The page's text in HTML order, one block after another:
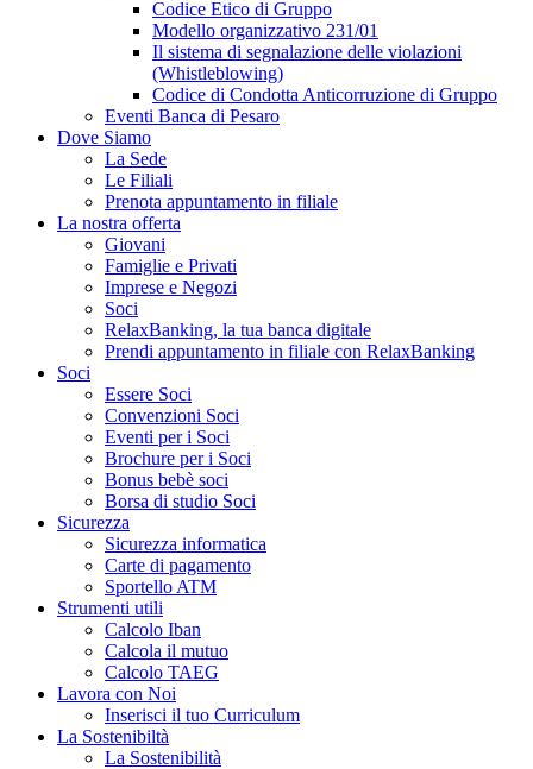
Codice Etico di Gruppo
Modello organizzativo 231/01
Il sistema di segnalazione delle violazioni
(Whistleblowing)
Codice di Condotta Anticorruzione di Gruppo
Eventi Banca di Pesaro
Dove Siamo
La Sede
Le Filiali
Prenota appuntamento in filiale
La nostra offerta
Giovani
Famiglie e Privati
Imprese e Negozi
Soci
RelaxBanking, la tua banca digitale
Prendi appuntamento in filiale con RelaxBanking
Soci
Essere Soci
Convenzioni Soci
Eventi per i Soci
Brochure per i Soci
Bonus bebè soci
Borsa di studio Soci
Sicurezza
Sicurezza informatica
Carte di pagamento
Sportello ATM
Strumenti utili
Calcolo Iban
Calcola il mutuo
Calcolo TAEG
Lavora con Noi
Inserisci il tuo Curriculum
La Sostenibiltà
La Sostenibilità